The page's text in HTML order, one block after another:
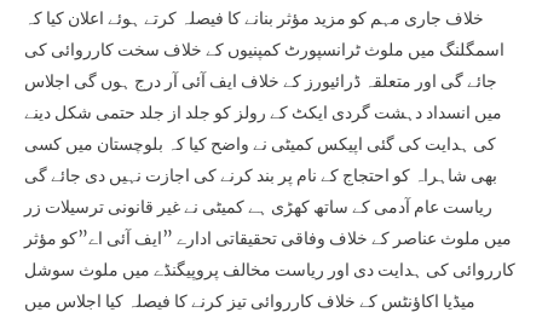
خلاف جاری مہم کو مزید مؤثر بنانے کا فیصلہ کرتے ہوئے اعلان کیا کہ
اسمگلنگ میں ملوث ٹرانسپورٹ کمپنیوں کے خلاف سخت کارروائی کی
جائے گی اور متعلقہ ڈرائیورز کے خلاف ایف آئی آر درج ہوں گی اجلاس
میں انسداد دہشت گردی ایکٹ کے رولز کو جلد از جلد حتمی شکل دینے
کی ہدایت کی گئی اپیکس کمیٹی نے واضح کیا کہ بلوچستان میں کسی
بھی شاہراہ کو احتجاج کے نام پر بند کرنے کی اجازت نہیں دی جائے گی
ریاست عام آدمی کے ساتھ کھڑی ہے کمیٹی نے غیر قانونی ترسیلات زر
میں ملوث عناصر کے خلاف وفاقی تحقیقاتی ادارے ”ایف آئی اے”کو مؤثر
کارروائی کی ہدایت دی اور ریاست مخالف پروپیگنڈے میں ملوث سوشل
میڈیا اکاؤنٹس کے خلاف کارروائی تیز کرنے کا فیصلہ کیا اجلاس میں